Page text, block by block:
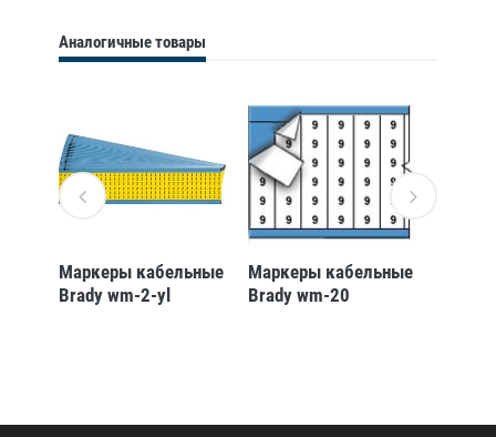
Аналогичные товары
Маркеры кабельные
Brady wm-2-yl
Маркеры кабельные
Brady wm-20